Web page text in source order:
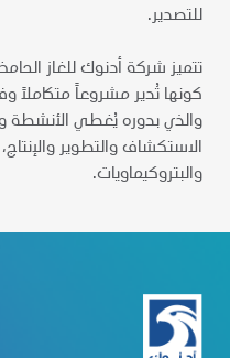
للتصدير.
تتميز شركة أدنوك للغاز
كونها تُدير مشروعاً متكاملاً
والذي بدوره يُغطي الأنشطة
الاستكشاف والتطوير والإنتاج،
والبتروكيماويات.